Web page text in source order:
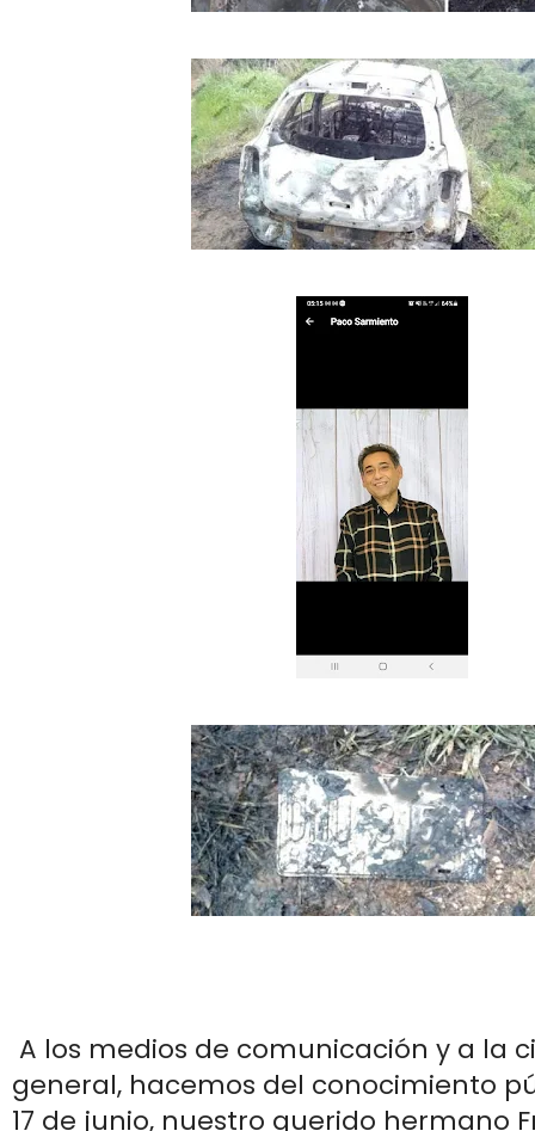
A los medios de comunicación y a la
general, hacemos del conocimiento
17 de junio, nuestro querido hermano